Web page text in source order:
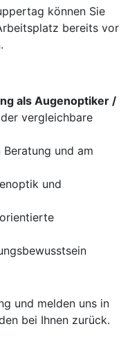
können Sie
bereits vor
als Augenoptiker /
vergleichbare
und am
und
und melden uns in
bei Ihnen zurück.